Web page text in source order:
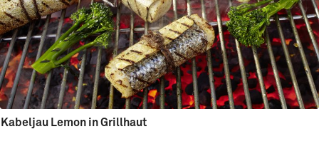
Kabeljau Lemon in Grillhaut